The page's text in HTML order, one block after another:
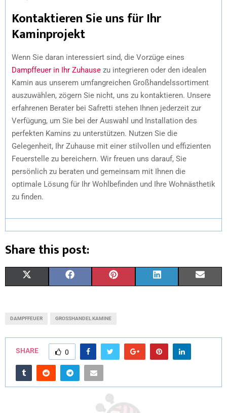
Kontaktieren Sie uns für Ihr
Kaminprojekt
Wenn Sie daran interessiert sind, die Vorzüge eines
Dampffeuer in Ihr Zuhause zu integrieren oder den idealen
Kamin aus unserem umfangreichen Großhandelssortiment
auszuwählen, zögern Sie nicht, uns zu kontaktieren. Unsere
erfahrenen Berater bei Safretti stehen Ihnen jederzeit zur
Verfügung, um Sie bei der Auswahl und Installation des
perfekten Kamins zu unterstützen. Nutzen Sie die
Gelegenheit, Ihr Zuhause mit einer stilvollen und effizienten
Feuerstelle zu bereichern. Wir freuen uns darauf, Sie
persönlich zu beraten und gemeinsam mit Ihnen die
optimale Lösung für Ihr Wohlbefinden und Ihre Wohnästhetik
zu finden.
Share this post:
I
T
T
O
O E
S
I
DAMPFFEUER GROSSHANDEL KAMINE
SHARE 0